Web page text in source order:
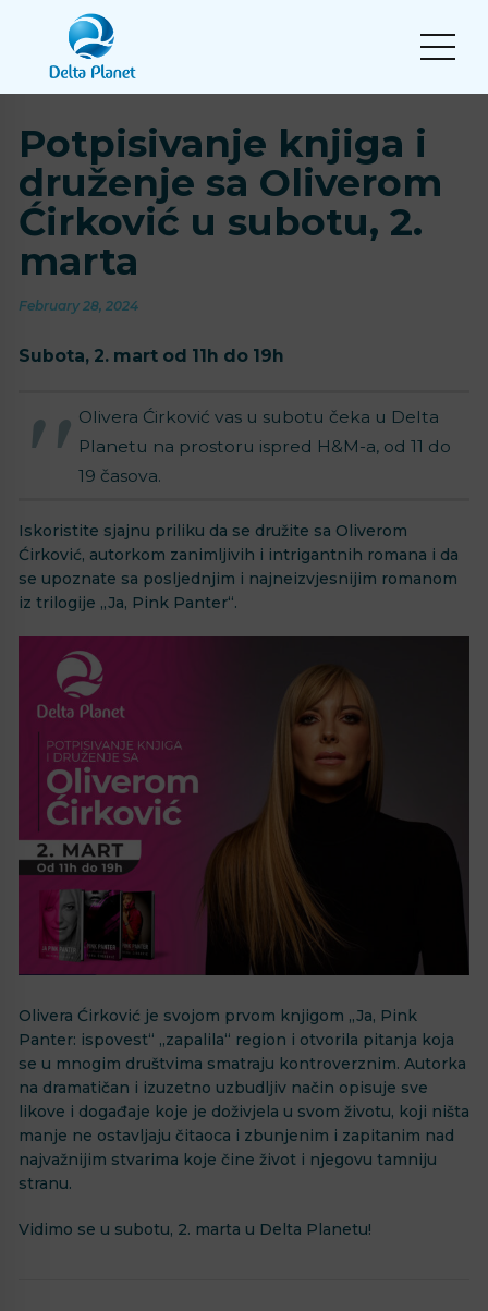
Potpisivanje knjiga i
druženje sa Oliverom
Ćirković u subotu, 2.
marta
February 28, 2024
Subota, 2. mart od 11h do 19h
Olivera Ćirković vas u subotu čeka u Delta
Planetu na prostoru ispred H&M-a, od 11 do
19 časova.
Iskoristite sjajnu priliku da se družite sa Oliverom
Ćirković, autorkom zanimljivih i intrigantnih romana i da
se upoznate sa posljednjim i najneizvjesnijim romanom
iz trilogije „Ja, Pink Panter“.
Olivera Ćirković je svojom prvom knjigom „Ja, Pink
Panter: ispovest“ „zapalila“ region i otvorila pitanja koja
se u mnogim društvima smatraju kontroverznim. Autorka
na dramatičan i izuzetno uzbudljiv način opisuje sve
likove i događaje koje je doživjela u svom životu, koji ništa
manje ne ostavljaju čitaoca i zbunjenim i zapitanim nad
najvažnijim stvarima koje čine život i njegovu tamniju
stranu.
Vidimo se u subotu, 2. marta u Delta Planetu!